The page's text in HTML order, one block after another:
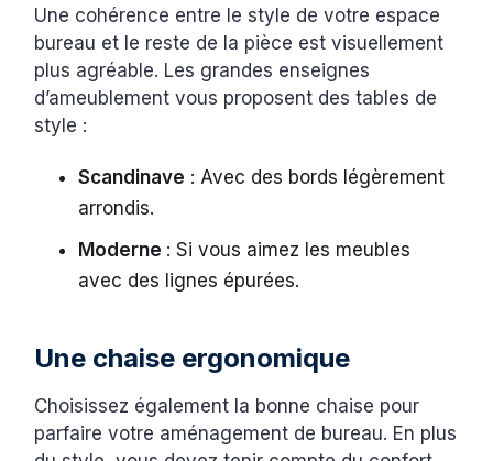
Une cohérence entre le style de votre espace
bureau et le reste de la pièce est visuellement
plus agréable. Les grandes enseignes
d’ameublement vous proposent des tables de
style :
Scandinave : Avec des bords légèrement
arrondis.
Moderne : Si vous aimez les meubles
avec des lignes épurées.
Une chaise ergonomique
Choisissez également la bonne chaise pour
parfaire votre aménagement de bureau. En plus